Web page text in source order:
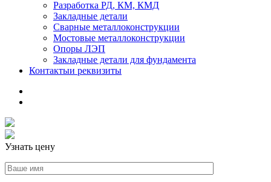
Разработка РД, КМ, КМД
Закладные детали
Сварные металлоконструкции
Мостовые металлоконструкции
Опоры ЛЭП
Закладные детали для фундамента
Контактыи реквизиты
Узнать цену